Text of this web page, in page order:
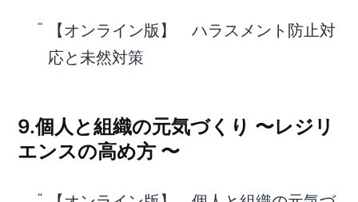
【オンライン版】 ハラスメント防止対
応と未然対策
9.個人と組織の元気づくり 〜レジリ
エンスの高め方 〜